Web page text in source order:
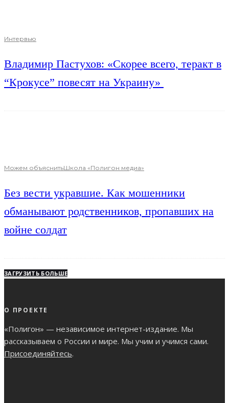
Интервью
Владимир Пастухов: «Скорее всего, теракт в
“Крокусе” повесят на Украину»
Можем объяснитьШкола «Полигон медиа»
Без вести укравшие. Как мошенники
обманывают родственников, пропавших на
войне солдат
ЗАГРУЗИТЬ БОЛЬШЕ
О ПРОЕКТЕ
«Полигон» — независимое интернет-издание. Мы
рассказываем о России и мире. Мы учим и учимся сами.
Присоединяйтесь.